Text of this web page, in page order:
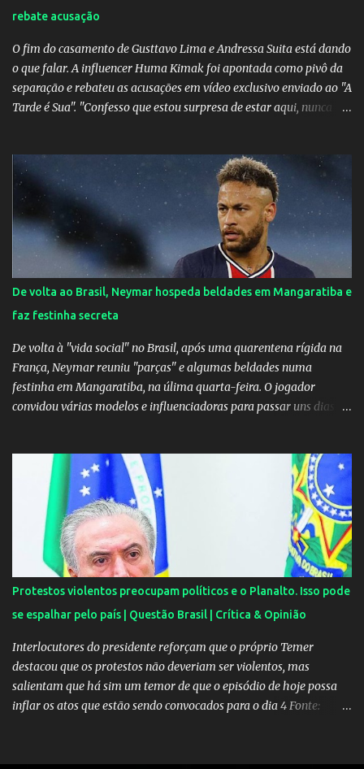
rebate acusação
O fim do casamento de Gusttavo Lima e Andressa Suita está dando
o que falar. A influencer Huma Kimak foi apontada como pivô da
separação e rebateu as acusações em vídeo exclusivo enviado ao "A
Tarde é Sua". "Confesso que estou surpresa de estar aqui, nunca
nenhum tipo de contato, nem de fã porque sou fã dele", disse
Huma Kimak. A influencer também contou que recebe diversos
ataques na internet desde a época em que foi contratada para
fazer a divulgação de uma live do Gusttavo Lima em Manaus,
capital do Amazonas. "Fui até o local onde seria o show, divulguei
e no dia seguinte foi feita a live que eu não pude ir, porque estava
me sentindo mal", explicou Huma. A notícia da separação de
Gusttavo Lima e Andressa Suita foi divulgada no dia 9 de outubro.
A relação chegou ao fim após cinco anos e houve rumores de uma
suposta traição do canto...
De volta ao Brasil, Neymar hospeda beldades em Mangaratiba e
faz festinha secreta
De volta à "vida social" no Brasil, após uma quarentena rígida na
França, Neymar reuniu "parças" e algumas beldades numa
festinha em Mangaratiba, na úlima quarta-feira. O jogador
convidou várias modelos e influenciadoras para passar uns dias
dentro do condomínio onde fica a mansão do craque do PSG.
Segundo uma fonte do EXTRA, a festa aconteceu ao som de muito
pagode e um show de Suel e do cantor pernambucano Robinho,
que aparecem num registro no resort, e também de Anchietx. De
Mangaratiba, os cantores ainda seguiram para Campo Grande,
onde se apresentaram numa casa de show no bairro da Zona
Oeste do Rio. As moças foram convidadas por Neymar através das
redes sociais. O jogador faz questão de pagar as estadias delas e
também as passagens. A exigência é sempre a mesma: não postar
ou falar nada sobre. Celulares, aliás, são proibidos nas festas....
Protestos violentos preocupam políticos e o Planalto. Isso pode
se espalhar pelo país | Questão Brasil | Crítica & Opinião
Interlocutores do presidente reforçam que o próprio Temer
destacou que os protestos não deveriam ser violentos, mas
salientam que há sim um temor de que o episódio de hoje possa
inflar os atos que estão sendo convocados para o dia 4 Fonte: